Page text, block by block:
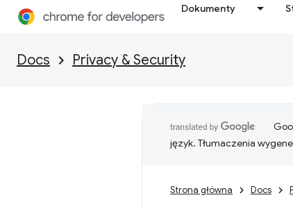
Dokumenty
Docs Privacy & Security
język. Tłumaczenia
Strona główna Docs